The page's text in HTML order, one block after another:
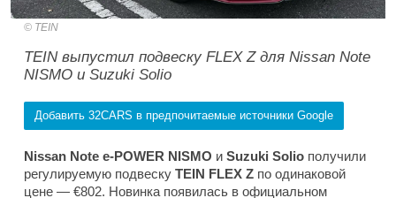
TEIN
TEIN выпустил подвеску FLEX Z для Nissan Note
NISMO и Suzuki Solio
Добавить 32CARS в предпочитаемые источники Google
Nissan Note e-POWER NISMO и Suzuki Solio получили
регулируемую подвеску TEIN FLEX Z по одинаковой
цене — €802. Новинка появилась в официальном